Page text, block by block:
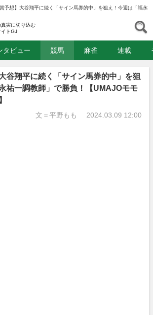
賞予想】大谷翔平に続く「サイン馬券的中」を狙え！今週は「福永
実に切り込む
イトGJ
タビュー 競馬 麻雀 連載
谷翔平に続く「サイン馬券的中」を狙
祐一調教師」で勝負！【UMAJOモモ
文＝平野もも 2024.03.09 12:00